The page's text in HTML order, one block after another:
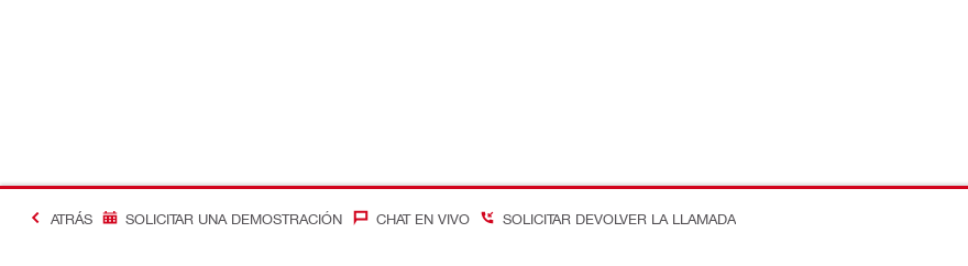
ATRÁS SOLICITAR UNA DEMOSTRACIÓN CHAT EN VIVO SOLICITAR DEVOLVER LA LLAMADA